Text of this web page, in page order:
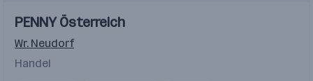
Videos
Einblicke
Einblicke
PENNY Österreich
Wr. Neudorf
Handel